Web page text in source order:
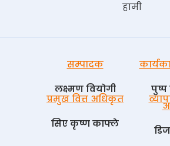
हामी
सम्पादक
लक्ष्मण वियोगी
पुष्प
प्रमुख वित्त अधिकृत
सिए कृष्ण काफ्ले